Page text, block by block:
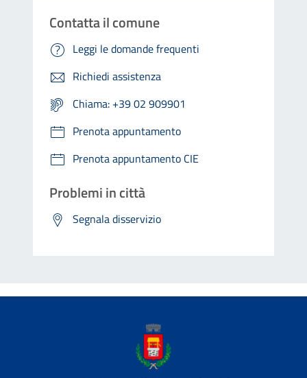
Contatta il comune
Leggi le domande frequenti
Richiedi assistenza
Chiama: +39 02 909901
Prenota appuntamento
Prenota appuntamento CIE
Problemi in città
Segnala disservizio